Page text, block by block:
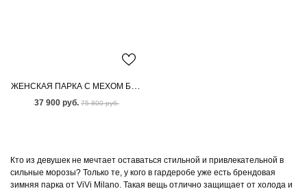
ЖЕНСКАЯ ПАРКА С МЕХОМ БЕНГАЛЬСКОЙ ЛИСЫ
37 900 руб. 75 800 руб.
Кто из девушек не мечтает оставаться стильной и привлекательной в
сильные морозы? Только те, у кого в гардеробе уже есть брендовая
зимняя парка от ViVi Milano. Такая вещь отлично защищает от холода и